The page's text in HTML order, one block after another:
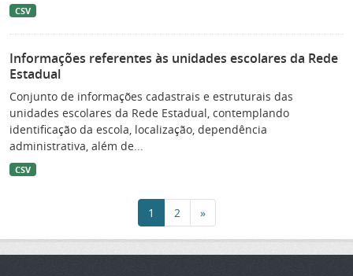
CSV
Informações referentes às unidades escolares da Rede
Estadual
Conjunto de informações cadastrais e estruturais das
unidades escolares da Rede Estadual, contemplando
identificação da escola, localização, dependência
administrativa, além de...
CSV
1 2 »